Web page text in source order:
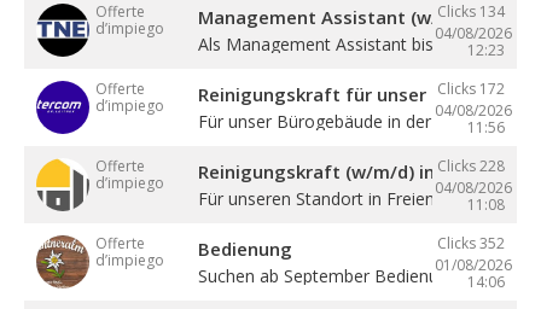
Offerte
d’impiego
Clicks 134
04/08/2026
12:23
Management Assistant (w/m/d)
Als Management Assistant bist du eine ...
Offerte
d’impiego
Clicks 172
04/08/2026
11:56
Reinigungskraft für unser
Für unser Bürogebäude in der
Offerte
d’impiego
Clicks 228
04/08/2026
11:08
Reinigungskraft (w/m/d) in Teilzeit
Für unseren Standort in Freienfeld suchen ...
Offerte
d’impiego
Clicks 352
01/08/2026
14:06
Bedienung
Suchen ab September Bedienung in